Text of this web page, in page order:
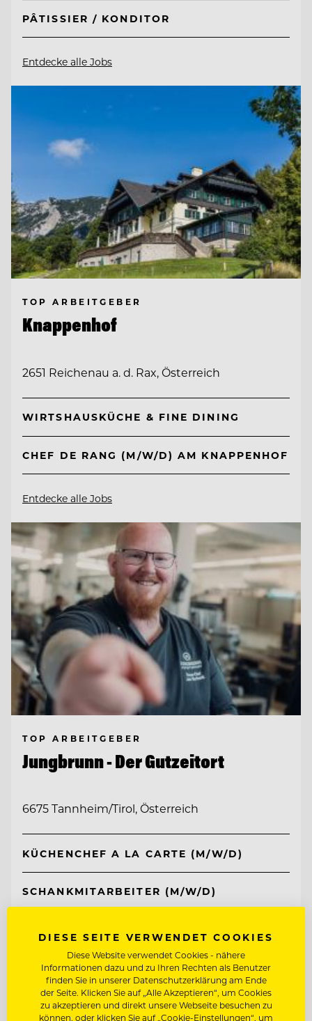
PÂTISSIER / KONDITOR
Entdecke alle Jobs
TOP ARBEITGEBER
Knappenhof
2651 Reichenau a. d. Rax, Österreich
WIRTSHAUSKÜCHE & FINE DINING
CHEF DE RANG (M/W/D) AM KNAPPENHOF
Entdecke alle Jobs
TOP ARBEITGEBER
Jungbrunn - Der Gutzeitort
6675 Tannheim/Tirol, Österreich
KÜCHENCHEF A LA CARTE (M/W/D)
SCHANKMITARBEITER (M/W/D)
Entdecke alle Jobs
DIESE SEITE VERWENDET COOKIES
Diese Website verwendet Cookies - nähere
Informationen dazu und zu Ihren Rechten als Benutzer
finden Sie in unserer Datenschutzerklärung am Ende
der Seite. Klicken Sie auf „Alle Akzeptieren“, um Cookies
zu akzeptieren und direkt unsere Webseite besuchen zu
können, oder klicken Sie auf „Cookie-Einstellungen“, um